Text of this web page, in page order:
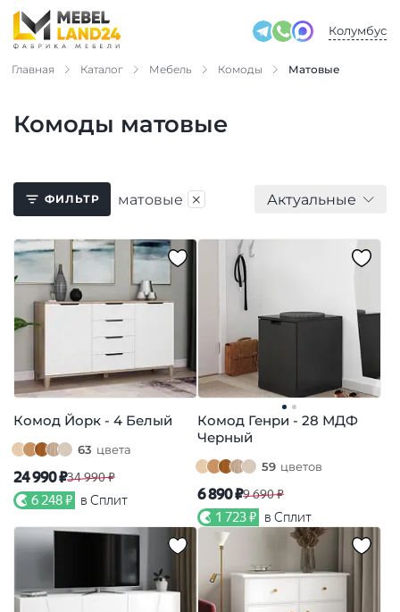
Колумбус
Главная Каталог Мебель Комоды Матовые
Комоды матовые
ФИЛЬТР матовые × Актуальные
Комод Йорк - 4 Белый
63 цвета
24 990 ₽34 990 ₽
6 248 ₽ в Сплит
Комод Генри - 28 МДФ
Черный
59 цветов
6 890 ₽9 690 ₽
1 723 ₽ в Сплит